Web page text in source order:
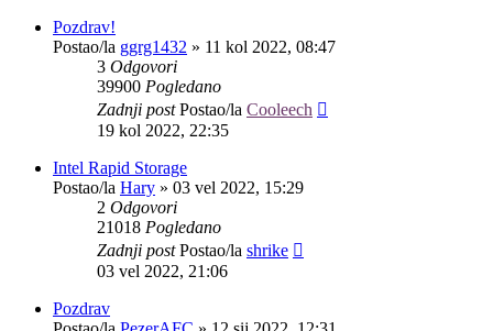
Pozdrav!
Postao/la ggrg1432 » 11 kol 2022, 08:47
3 Odgovori
39900 Pogledano
Zadnji postPostao/la Cooleech
19 kol 2022, 22:35
Intel Rapid Storage
Postao/la Hary » 03 vel 2022, 15:29
2 Odgovori
21018 Pogledano
Zadnji postPostao/la shrike
03 vel 2022, 21:06
Pozdrav